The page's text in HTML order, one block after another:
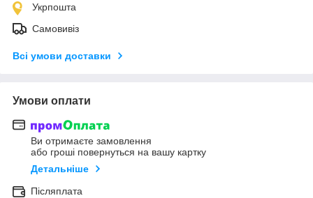
Укрпошта
Самовивіз
Всі умови доставки
Умови оплати
Ви отримаєте замовлення
або гроші повернуться на вашу картку
Детальніше
Післяплата